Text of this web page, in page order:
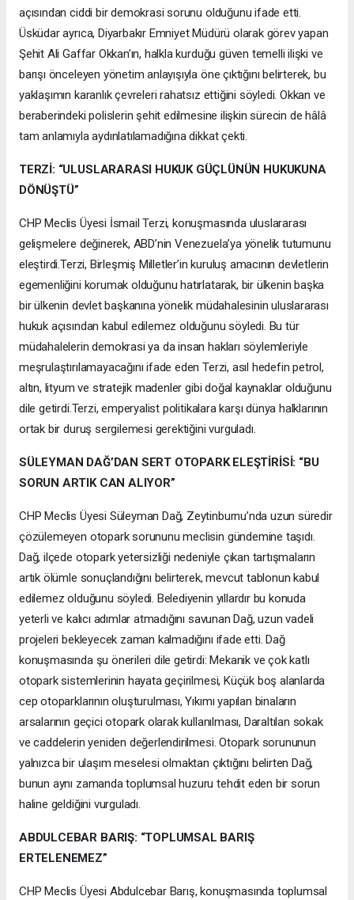
açısından ciddi bir demokrasi sorunu olduğunu ifade etti.
Üsküdar ayrıca, Diyarbakır Emniyet Müdürü olarak görev yapan
Şehit Ali Gaffar Okkan’ın, halkla kurduğu güven temelli ilişki ve
barışı önceleyen yönetim anlayışıyla öne çıktığını belirterek, bu
yaklaşımın karanlık çevreleri rahatsız ettiğini söyledi. Okkan ve
beraberindeki polislerin şehit edilmesine ilişkin sürecin de hâlâ
tam anlamıyla aydınlatılamadığına dikkat çekti.
TERZİ: “ULUSLARARASI HUKUK GÜÇLÜNÜN HUKUKUNA
DÖNÜŞTÜ”
CHP Meclis Üyesi İsmail Terzi, konuşmasında uluslararası
gelişmelere değinerek, ABD’nin Venezuela’ya yönelik tutumunu
eleştirdi.Terzi, Birleşmiş Milletler’in kuruluş amacının devletlerin
egemenliğini korumak olduğunu hatırlatarak, bir ülkenin başka
bir ülkenin devlet başkanına yönelik müdahalesinin uluslararası
hukuk açısından kabul edilemez olduğunu söyledi. Bu tür
müdahalelerin demokrasi ya da insan hakları söylemleriyle
meşrulaştırılamayacağını ifade eden Terzi, asıl hedefin petrol,
altın, lityum ve stratejik madenler gibi doğal kaynaklar olduğunu
dile getirdi.Terzi, emperyalist politikalara karşı dünya halklarının
ortak bir duruş sergilemesi gerektiğini vurguladı.
SÜLEYMAN DAĞ’DAN SERT OTOPARK ELEŞTİRİSİ: “BU
SORUN ARTIK CAN ALIYOR”
CHP Meclis Üyesi Süleyman Dağ, Zeytinburnu’nda uzun süredir
çözülemeyen otopark sorununu meclisin gündemine taşıdı.
Dağ, ilçede otopark yetersizliği nedeniyle çıkan tartışmaların
artık ölümle sonuçlandığını belirterek, mevcut tablonun kabul
edilemez olduğunu söyledi. Belediyenin yıllardır bu konuda
yeterli ve kalıcı adımlar atmadığını savunan Dağ, uzun vadeli
projeleri bekleyecek zaman kalmadığını ifade etti. Dağ
konuşmasında şu önerileri dile getirdi: Mekanik ve çok katlı
otopark sistemlerinin hayata geçirilmesi, Küçük boş alanlarda
cep otoparklarının oluşturulması, Yıkımı yapılan binaların
arsalarının geçici otopark olarak kullanılması, Daraltılan sokak
ve caddelerin yeniden değerlendirilmesi. Otopark sorununun
yalnızca bir ulaşım meselesi olmaktan çıktığını belirten Dağ,
bunun aynı zamanda toplumsal huzuru tehdit eden bir sorun
haline geldiğini vurguladı.
ABDULCEBAR BARIŞ: “TOPLUMSAL BARIŞ
ERTELENEMEZ”
CHP Meclis Üyesi Abdulcebar Barış, konuşmasında toplumsal